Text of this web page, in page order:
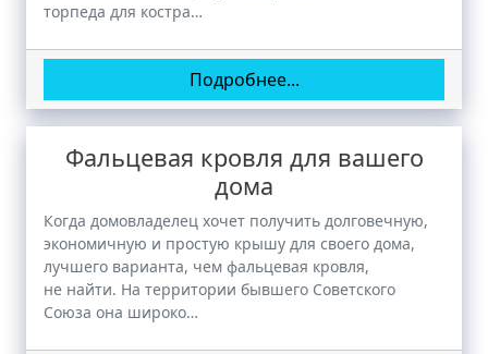
торпеда для костра…
Подробнее...
Фальцевая кровля для вашего
дома
Когда домовладелец хочет получить долговечную,
экономичную и простую крышу для своего дома,
лучшего варианта, чем фальцевая кровля,
не найти. На территории бывшего Советского
Союза она широко…